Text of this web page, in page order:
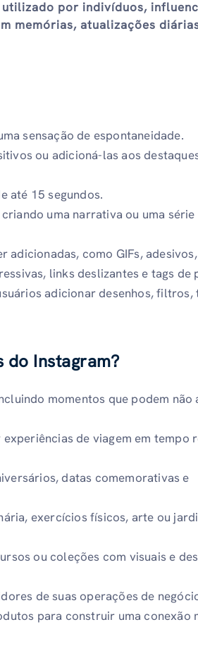
por indivíduos,
memórias, atualizações
sensação de espontaneidade.
ou adicioná-las aos
até 15 segundos.
uma narrativa ou uma série
adicionadas, como GIFs,
links deslizantes e tags de
adicionar desenhos, filtros,
Instagram?
momentos que podem não
de viagem em tempo
datas comemorativas e
exercícios físicos, arte ou
ou coleções com visuais e
de suas operações de
para construir uma conexão